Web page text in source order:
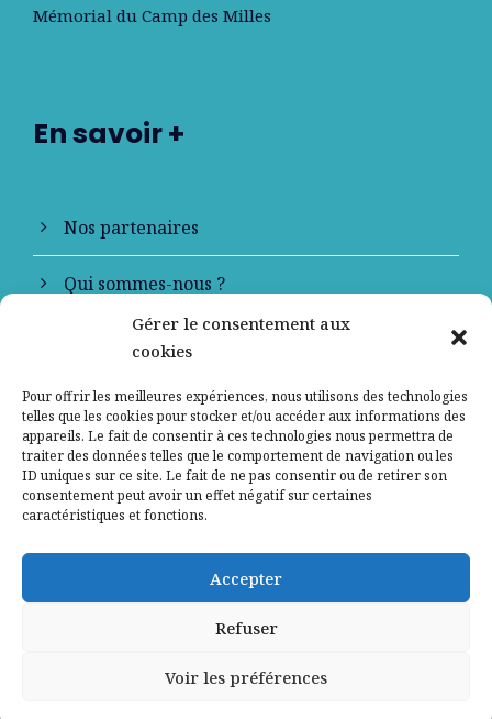
Gérer le consentement aux
cookies
Pour offrir les meilleures expériences, nous utilisons des technologies
telles que les cookies pour stocker et/ou accéder aux informations des
appareils. Le fait de consentir à ces technologies nous permettra de
traiter des données telles que le comportement de navigation ou les
ID uniques sur ce site. Le fait de ne pas consentir ou de retirer son
consentement peut avoir un effet négatif sur certaines
caractéristiques et fonctions.
Accepter
Refuser
Voir les préférences
Mémorial du Camp des Milles
En savoir +
Nos partenaires
Qui sommes-nous ?
Contactez-nous
Mentions légales
Politique de confidentialité